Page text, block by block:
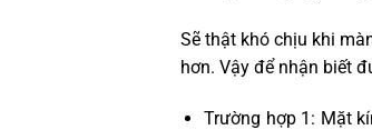
Sẽ thật khó chịu khi
hơn. Vậy để nhận biết
Trường hợp 1: Mặt